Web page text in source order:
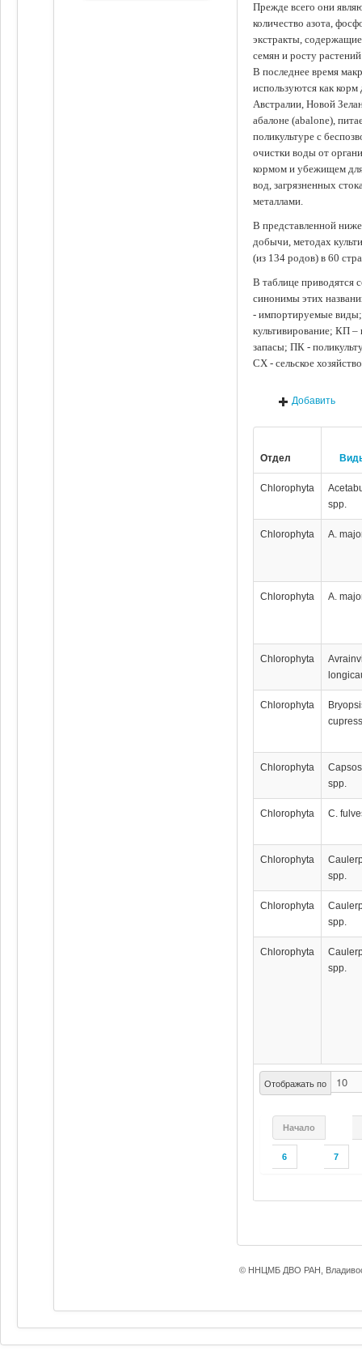
Прежде всего они
количество азота,
экстракты,
семян и росту
В последнее время
используются как
Австралии, Новой
абалоне (abalone),
поликультуре с
очистки воды от
кормом и убежищем
вод, загрязненных
металлами.
В представленной
добычи, методах
(из 134 родов) в 60
В таблице приводятся
синонимы этих
- импортируемые
культивирование; КП
запасы; ПК -
СХ - сельское
Добавить
Отдел
Отображать по
Начало
6 7
Chlorophyta
spp.
Chlorophyta A.
Chlorophyta A.
Chlorophyta
Chlorophyta
Chlorophyta
spp.
Chlorophyta C.
Chlorophyta
spp.
Chlorophyta
spp.
Chlorophyta
spp.
© ННЦМБ ДВО РАН,